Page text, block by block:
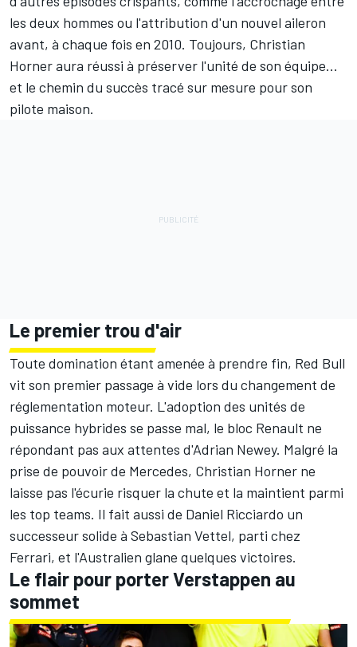
les deux hommes ou l'attribution d'un nouvel aileron
avant, à chaque fois en 2010. Toujours, Christian
Horner aura réussi à préserver l'unité de son équipe...
et le chemin du succès tracé sur mesure pour son
pilote maison.
Le premier trou d'air
Toute domination étant amenée à prendre fin, Red Bull
vit son premier passage à vide lors du changement de
réglementation moteur. L'adoption des unités de
puissance hybrides se passe mal, le bloc Renault ne
répondant pas aux attentes d'Adrian Newey. Malgré la
prise de pouvoir de Mercedes, Christian Horner ne
laisse pas l'écurie risquer la chute et la maintient parmi
les top teams. Il fait aussi de Daniel Ricciardo un
successeur solide à Sebastian Vettel, parti chez
Ferrari, et l'Australien glane quelques victoires.
Le flair pour porter Verstappen au
sommet